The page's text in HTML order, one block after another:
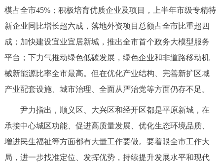
绿色北京 图说北京 视频北京
多语种
DEUTSCH FRANÇAIS РУССКИЙ ЯЗЫК
ESPAÑOL العربية PORTUGUÊS
模占全市45%；积极培育优质企业及项目，上半年市级专精特
新企业同比增长超六成，落地外资项目总额占全市比重超四
成；加快建设宜业宜居新城，推出全市首个政务大模型服务
平台；下力气推动绿色低碳发展，绿色企业和非道路移动机
械新能源比率全市最高。但在优化产业结构、完善新扩区域
产业配套设施、城市治理、全面从严治党等方面仍存不足。
尹力指出，顺义区、大兴区和经开区都是平原新城，在
承接中心城区功能、促进高质量发展、优化生态环境品质、
增进民生福祉等方面都有大量工作要做。要着眼全市工作大
局，进一步找准定位、发挥优势，持续提升发展水平和现代